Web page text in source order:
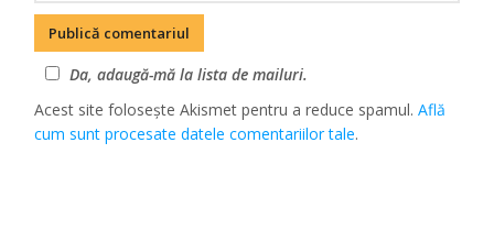
Da, adaugă-mă la lista de mailuri.
Acest site folosește Akismet pentru a reduce spamul.Află
cum sunt procesate datele comentariilor tale.